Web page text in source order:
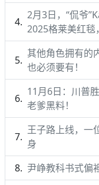
2月3日，“侃爷
2025格莱美红
其他角色拥有的
也必须要有！
11月6日：川普
老爹黑料！
王子路上线，一
身
尹峥教科书式偏